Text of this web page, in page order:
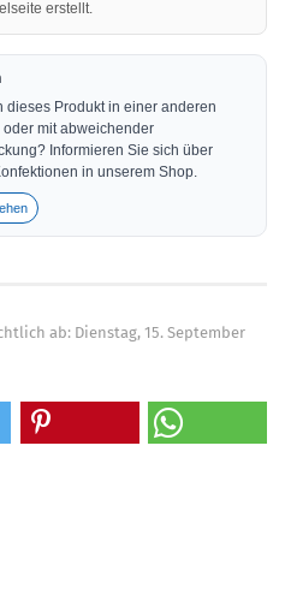
erstellt.
dieses Produkt in einer anderen
oder mit abweichender
Informieren Sie sich über
in unserem Shop.
ab: Dienstag, 15. September